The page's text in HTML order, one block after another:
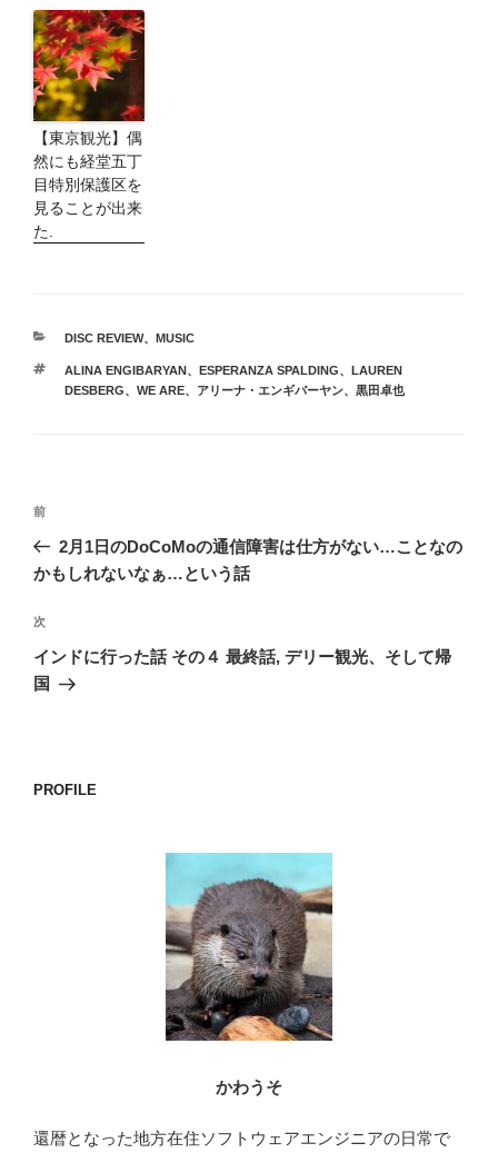
【東京観光】偶
然にも経堂五丁
目特別保護区を
見ることが出来
た.
カ
ゴ
リ
DISC REVIEW、 MUSIC
タ
グ
ALINA ENGIBARYAN、 ESPERANZA SPALDING、 LAUREN
DESBERG、 WE ARE、 アリーナ・エンギバーヤン、 黒田卓也
投
ナ
ゲ
ー
シ
前
の
投
前
2月1日のDoCoMoの通信障害は仕方がない…ことなの
かもしれないなぁ…という話
次
の
投
次
インドに行った話 その４ 最終話, デリー観光、そして帰
国
PROFILE
かわうそ
還暦となった地方在住ソフトウェアエンジニアの日常で